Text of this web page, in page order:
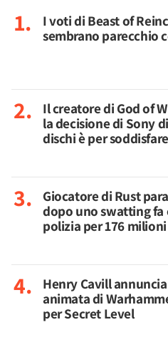
I voti di Beast of
sembrano parecchio
Il creatore di God of
la decisione di Sony
dischi è per
Giocatore di Rust
dopo uno swatting fa
polizia per 176
Henry Cavill
animata di
per Secret Level